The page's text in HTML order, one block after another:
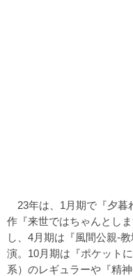
23年は、1月期で『夕暮
作『来世ではちゃんとし
し、4月期は『風間公親-
演。10月期は『ポケット
系）のレギュラーや『精